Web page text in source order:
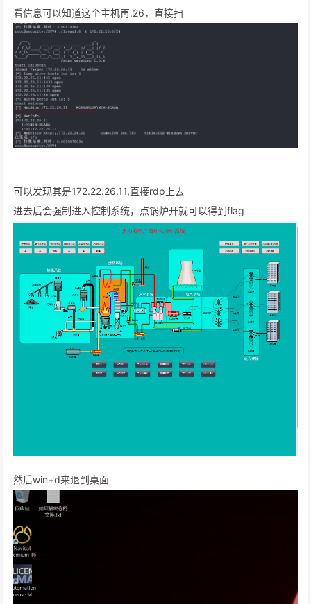
看信息可以知道这个主机再.26，直接扫
可以发现其是172.22.26.11,直接rdp上去
进去后会强制进入控制系统，点锅炉开就可以得到flag
然后win+d来退到桌面